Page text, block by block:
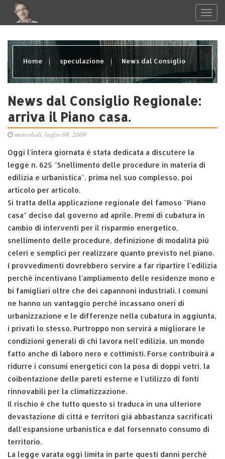
Home speculazione News dal Consiglio
News dal Consiglio Regionale:
arriva il Piano casa.
mercoledì, luglio 08, 2009
Oggi l'intera giornata è stata dedicata a discutere la
legge n. 625 "Snellimento delle procedure in materia di
edilizia e urbanistica", prima nel suo complesso, poi
articolo per articolo.
Si tratta della applicazione regionale del famoso "Piano
casa" deciso dal governo ad aprile. Premi di cubatura in
cambio di interventi per il risparmio energetico,
snellimento delle procedure, definizione di modalità più
celeri e semplici per realizzare quanto previsto nel piano.
I provvedimenti dovrebbero servire a far ripartire l'edilizia
perché incentivano l'ampliamento delle residenze mono e
bi famigliari oltre che dei capannoni industriali. I comuni
ne hanno un vantaggio perché incassano oneri di
urbanizzazione e le differenze nella cubatura in aggiunta,
i privati lo stesso. Purtroppo non servirà a migliorare le
condizioni generali di chi lavora nell'edilizia, un mondo
fatto anche di laboro nero e cottimisti. Forse contribuirà a
ridurre i consumi energetici con la posa di doppi vetri, la
coibentazione delle pareti esterne e l'utilizzo di fonti
rinnovabili per la climatizzazione.
Il rischio è che tutto questo si traduca in una ulteriore
devastazione di città e territori già abbastanza sacrificati
dall'espansione urbanistica e dal forsennato consumo di
territorio.
La legge varata oggi limita in parte questi danni perché